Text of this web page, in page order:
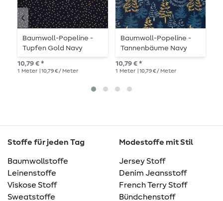
Baumwoll-Popeline -
Tupfen Gold Navy
10,79 € *
1 Meter | 10,79 € / Meter
Baumwoll-Popeline -
Tannenbäume Navy
Gold
10,79 € *
1 Meter | 10,79 € / Meter
Stoffe für jeden Tag
Baumwollstoffe
Leinenstoffe
Viskose Stoff
Sweatstoffe
Modestoffe mit Stil
Jersey Stoff
Denim Jeansstoff
French Terry Stoff
Bündchenstoff